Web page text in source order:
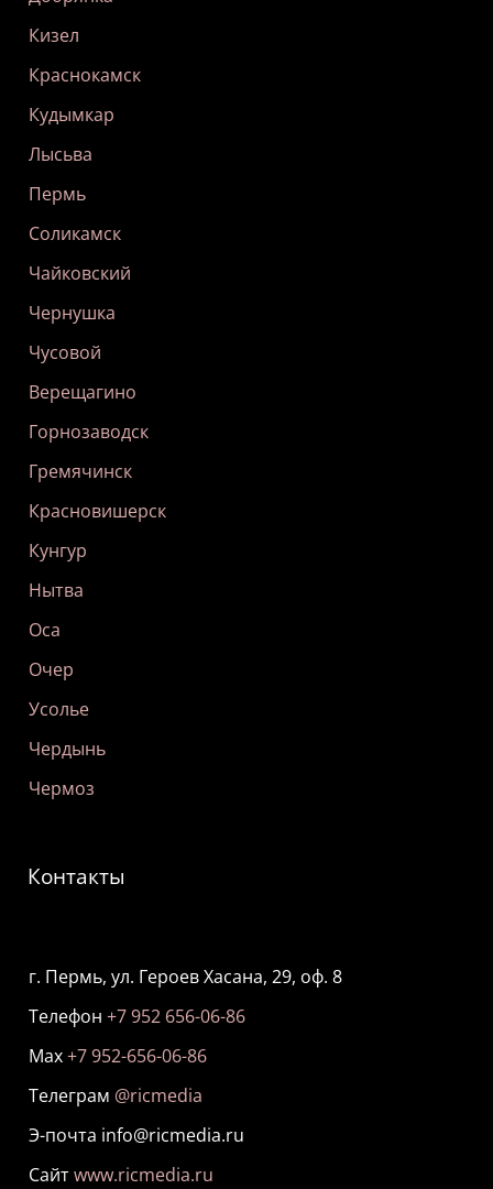
Кизел
Краснокамск
Кудымкар
Лысьва
Пермь
Соликамск
Чайковский
Чернушка
Чусовой
Верещагино
Горнозаводск
Гремячинск
Красновишерск
Кунгур
Нытва
Оса
Очер
Усолье
Чердынь
Чермоз
Контакты
г. Пермь, ул. Героев Хасана, 29, оф. 8
Телефон +7 952 656-06-86
Мах+7 952-656-06-86
Телеграм @ricmedia
Э-почта info@ricmedia.ru
Сайтwww.ricmedia.ru